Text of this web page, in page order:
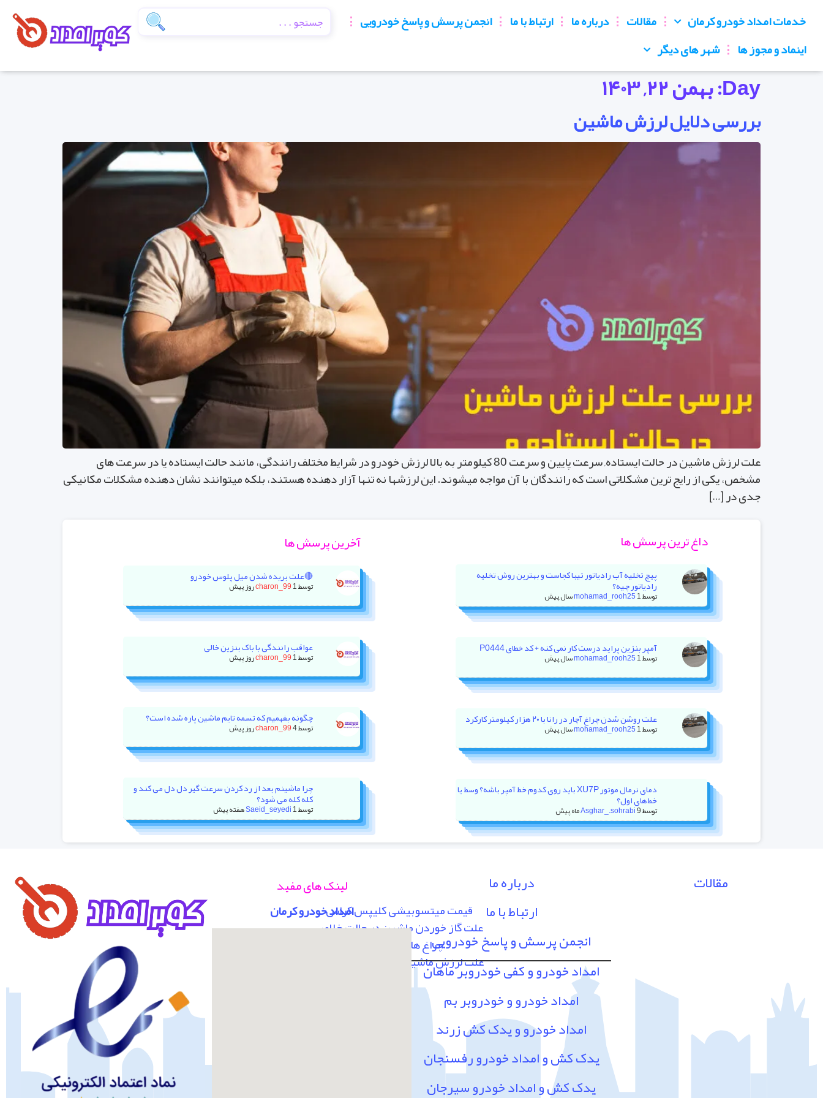
خدمات امداد خودرو کرمان مقالات درباره ما ارتباط با ما
انجمن پرسش و پاسخ خودرویی
اینماد و مجوز ها
شهر های دیگر
Day: بهمن ۲۲, ۱۴۰۳
بررسی دلایل لرزش ماشین
علت لرزش ماشین در حالت ایستاده, سرعت پایین و سرعت 80 کیلومتر به بالا لرزش خودرو در شرایط مختلف رانندگی، مانند حالت ایستاده یا در سرعت های
مشخص، یکی از رایج ترین مشکلاتی است که رانندگان با آن مواجه میشوند. این لرزشها نه تنها آزار دهنده هستند، بلکه میتوانند نشان دهنده مشکلات مکانیکی
جدی در […]
داغ ترین پرسش ها
پیچ تخلیه آب رادیاتور تیبا کجاست و بهترین روش تخلیه
رادیاتور چیه؟
توسط mohamad_rooh251 سال پیش
آمپر بنزین پراید درست کار نمی کنه + کد خطای P0444
توسط mohamad_rooh251 سال پیش
علت روشن شدن چراغ آچار در رانا با ۲۰ هزار کیلومتر کارکرد
توسط mohamad_rooh251 سال پیش
دمای نرمال موتور XU7P باید روی کدوم خط آمپر باشه؟ وسط یا
خط‌های اول؟
توسط Asghar_.sohrabi9 ماه پیش
آخرین پرسش ها
🔴علت بریده شدن میل پلوس خودرو
توسط charon_991 روز پیش
عواقب رانندگی با باک بنزین خالی
توسط charon_991 روز پیش
چگونه بفهمیم که تسمه تایم ماشین پاره شده است؟
توسط charon_994 روز پیش
چرا ماشینم بعد از رد کردن سرعت گیر دل دل می کند و
کله کله می شود؟
توسط Saeid_seyedi1 هفته پیش
مقالات
قیمت میتسوبیشی کلیپس کراس
علت گاز خوردن ماشین در حالت خلاص
چراغ های پشت آمپر
علت لرزش ماشین در سرعت 80 به بالا
درباره ما
ارتباط با ما
انجمن پرسش و پاسخ خودرویی
امداد خودرو و کفی خودروبر ماهان
امداد خودرو و خودروبر بم
امداد خودرو و یدک کش زرند
یدک کش و امداد خودرو رفسنجان
یدک کش و امداد خودرو سیرجان
لینک های مفید
امداد خودرو کرمان